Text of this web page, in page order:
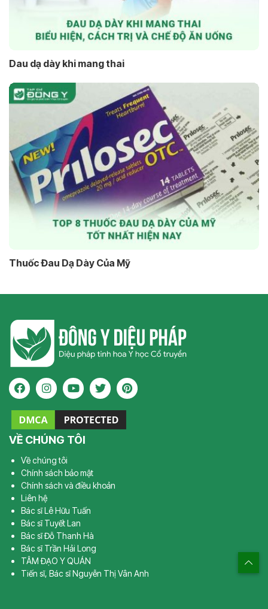
Dau dạ dày khi mang thai
Thuốc Đau Dạ Dày Của Mỹ
VỀ CHÚNG TÔI
Về chúng tôi
Chính sách bảo mật
Chính sách và điều khoản
Liên hệ
Bác sĩ Lê Hữu Tuấn
Bác sĩ Tuyết Lan
Bác sĩ Đỗ Thanh Hà
Bác sĩ Trần Hải Long
TÂM ĐẠO Y QUÁN
Tiến sĩ, Bác sĩ Nguyễn Thị Vân Anh